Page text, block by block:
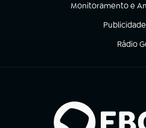
Monitoramento e
(abre em nova aba)
(abre em
Rádio
(abre